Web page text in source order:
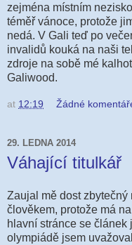
zejména místním
téměř vánoce, protože
nedá. V Gali teď po
invalidů kouká na naši
zdroje na sobě mé
Galiwood.
at 12:19 Žádné
29. LEDNA 2014
Váhající titulkář
Zaujal mě dost
člověkem, protože má
hlavní stránce se článek
olympiádě jsem